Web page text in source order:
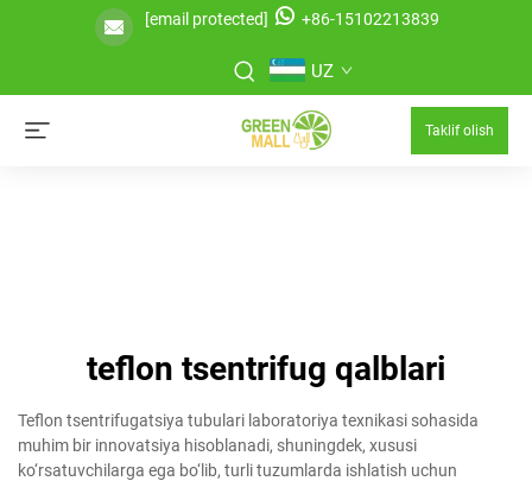
[email protected] +86-15102213839
UZ
Taklif olish
teflon tsentrifug qalblari
Teflon tsentrifugatsiya tubulari laboratoriya texnikasi sohasida
muhim bir innovatsiya hisoblanadi, shuningdek, xususi
ko‘rsatuvchilarga ega bo‘lib, turli tuzumlarda ishlatish uchun